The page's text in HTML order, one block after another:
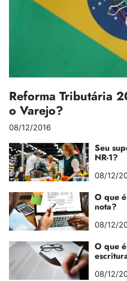
Reforma Tributária
o Varejo?
08/12/2016
Seu
NR-1?
08/12/
O que
nota?
08/12/
O que
08/12/